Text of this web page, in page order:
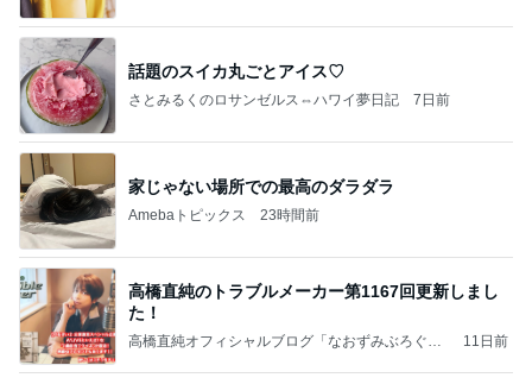
話題のスイカ丸ごとアイス♡
さとみるくのロサンゼルス⇔ハワイ夢日記 7日前
家じゃない場所での最高のダラダラ
Amebaトピックス 23時間前
高橋直純のトラブルメーカー第1167回更新しまし
た！
高橋直純オフィシャルブログ「なおずみぶろぐ」
11日前